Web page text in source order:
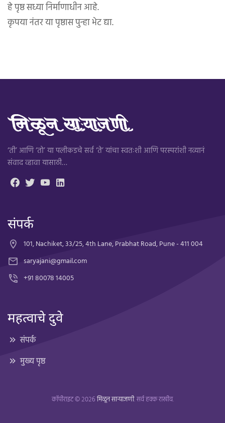
हे पृष्ठ सध्या निर्माणाधीन आहे.
कृपया नंतर या पृष्ठास पुन्हा भेट द्या.
‘ती’ आणि ‘तो’ या पलीकडचे सर्व ‘ते’ यांचा स्वतःशी आणि परस्परांशी नव्यानं
संवाद व्हावा यासाठी…
संपर्क
101, Nachiket, 33/25, 4th Lane, Prabhat Road, Pune - 411 004
saryajani@gmail.com
+91 80078 14005
महत्वाचे दुवे
संपर्क
मुख्य पृष्ठ
कॉपीराइट © २०२६मिळून साऱ्याजणी. सर्व हक्क राखीव.